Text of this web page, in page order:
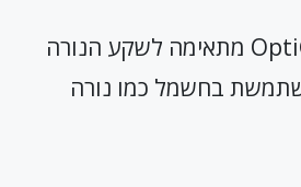
לא! מצלמת OptiGuard מתאימה לשקע הנורה
בחשמל כמו נורה